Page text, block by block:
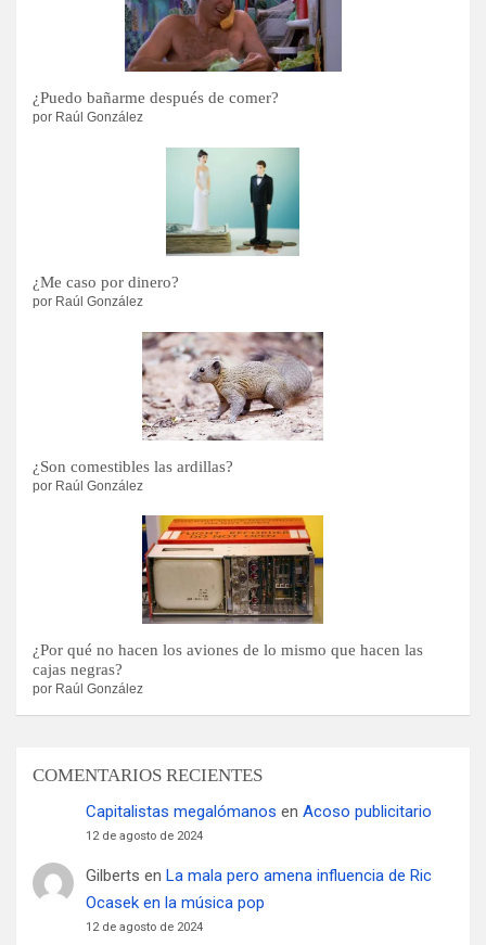
¿Puedo bañarme después de comer?
por Raúl González
¿Me caso por dinero?
por Raúl González
¿Son comestibles las ardillas?
por Raúl González
¿Por qué no hacen los aviones de lo mismo que hacen las
cajas negras?
por Raúl González
COMENTARIOS RECIENTES
Capitalistas megalómanos en Acoso publicitario
12 de agosto de 2024
Gilberts en La mala pero amena influencia de Ric
Ocasek en la música pop
12 de agosto de 2024